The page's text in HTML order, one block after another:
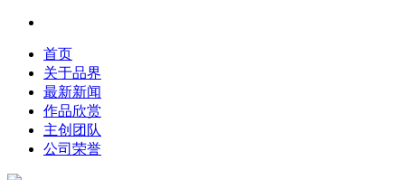
首页
关于品界
最新新闻
作品欣赏
主创团队
公司荣誉